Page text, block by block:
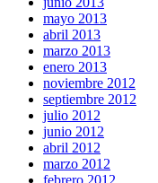
mayo 2013
abril 2013
marzo 2013
enero 2013
noviembre 2012
septiembre 2012
julio 2012
junio 2012
abril 2012
marzo 2012